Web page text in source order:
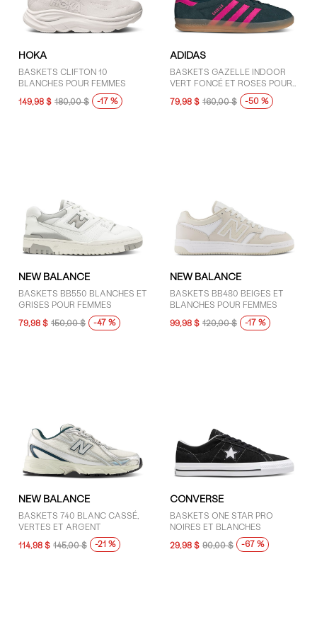
GENRE
Enfants (5)
Femmes (34)
Hommes (11)
adidas (18)
ASICS (4)
Converse (7)
HOKA (4)
New Balance (10)
Nike (6)
PRIX
101 $ - 125 $ (7)
30 $ - 50 $ (12)
76 $ - 100 $ (19)
Moins de 30 $ (4)
Plus de 125 $ (8)
HOKA
BASKETS CLIFTON 10
BLANCHES POUR FEMMES
149,98 $ 180,00 $ -17 %
ADIDAS
BASKETS GAZELLE INDOOR
VERT FONCÉ ET ROSES POUR
FEMMES
79,98 $ 160,00 $ -50 %
NEW BALANCE
BASKETS BB550 BLANCHES ET
GRISES POUR FEMMES
79,98 $ 150,00 $ -47 %
NEW BALANCE
BASKETS BB480 BEIGES ET
BLANCHES POUR FEMMES
99,98 $ 120,00 $ -17 %
NEW BALANCE
BASKETS 740 BLANC CASSÉ,
VERTES ET ARGENT
114,98 $ 145,00 $ -21 %
CONVERSE
BASKETS ONE STAR PRO
NOIRES ET BLANCHES
29,98 $ 90,00 $ -67 %